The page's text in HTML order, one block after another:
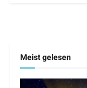
Meist gelesen